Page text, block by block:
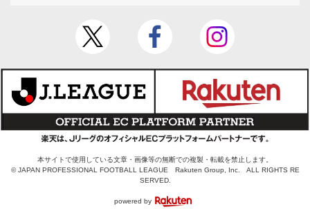
本サイトで使用している文章・画像等の無断での複製・転載を禁止します。
© JAPAN PROFESSIONAL FOOTBALL LEAGUE Rakuten Group, Inc. ALL RIGHTS RE
SERVED.
powered by